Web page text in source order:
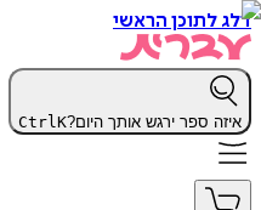
הראשי
ספר ירגש אותך היום? Ctrl K